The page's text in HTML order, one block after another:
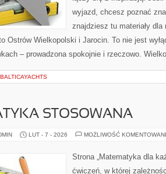
wyjazd, chcesz poznać
znajdziesz tu materiały
Ostrów Wielkopolski i Jarocin. To nie jest
– prowadzona spokojnie i rzeczowo.
BALTICAYACHTS
STOSOWANA
LUT - 7 - 2026 MOŻLIWOŚĆ
Strona „Matematyka dla
ćwiczeń, w której